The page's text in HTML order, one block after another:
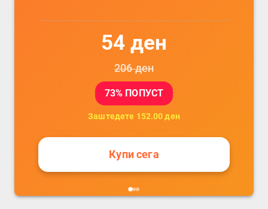
54 ден
206ден
73% ПОПУСТ
Заштедете 152.00 ден
Купи сега